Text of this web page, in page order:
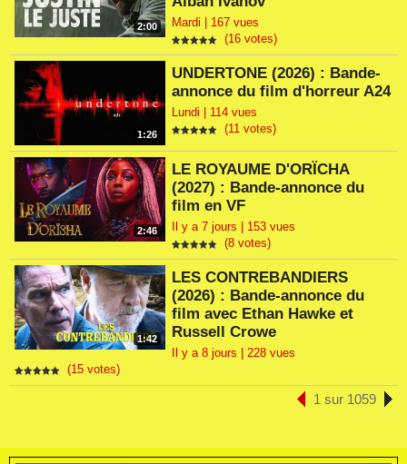
2:00
Mardi | 167 vues
(16 votes)
1:26
UNDERTONE (2026) : Bande-
annonce du film d'horreur A24
Lundi | 114 vues
(11 votes)
2:46
LE ROYAUME D'ORÏCHA
(2027) : Bande-annonce du
film en VF
Il y a 7 jours | 153 vues
(8 votes)
1:42
LES CONTREBANDIERS
(2026) : Bande-annonce du
film avec Ethan Hawke et
Russell Crowe
Il y a 8 jours | 228 vues
(15 votes)
1 sur 1059